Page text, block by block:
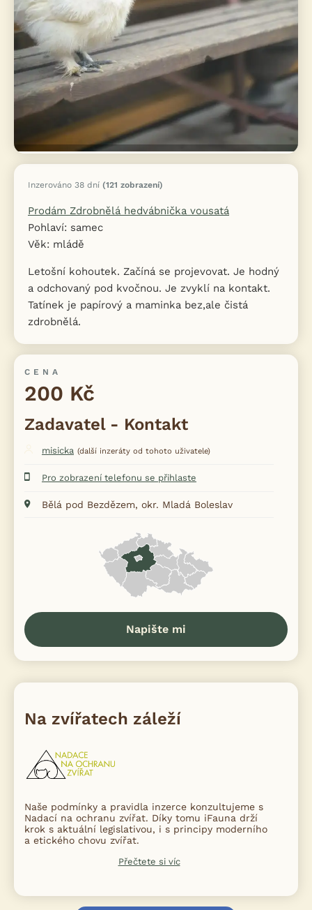
Inzerováno 38 dní (121 zobrazení)
Prodám Zdrobnělá hedvábnička vousatá
Pohlaví: samec
Věk: mládě
Letošní kohoutek. Začíná se projevovat. Je hodný
a odchovaný pod kvočnou. Je zvyklí na kontakt.
Tatínek je papírový a maminka bez,ale čistá
zdrobnělá.
CENA
200 Kč
Zadavatel - Kontakt
misicka (další inzeráty od tohoto uživatele)
Pro zobrazení telefonu se přihlaste
Bělá pod Bezdězem, okr. Mladá Boleslav
Napište mi
Na zvířatech záleží
Naše podmínky a pravidla inzerce konzultujeme s
Nadací na ochranu zvířat. Díky tomu iFauna drží
krok s aktuální legislativou, i s principy moderního
a etického chovu zvířat.
Přečtete si víc